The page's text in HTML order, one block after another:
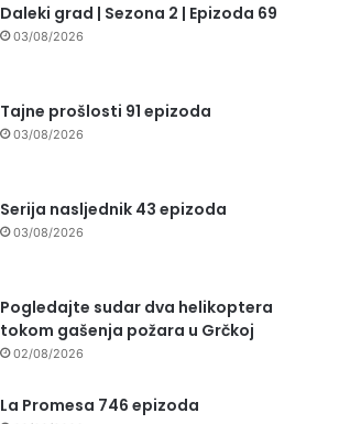
Daleki grad | Sezona 2 | Epizoda 69
03/08/2026
Tajne prošlosti 91 epizoda
03/08/2026
Serija nasljednik 43 epizoda
03/08/2026
Pogledajte sudar dva helikoptera
tokom gašenja požara u Grčkoj
02/08/2026
La Promesa 746 epizoda